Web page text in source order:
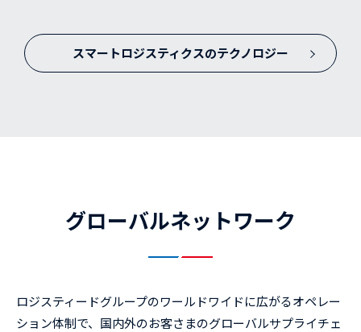
スマートロジスティクスのテクノロジー
グローバルネットワーク
ロジスティードグループのワールドワイドに広がるオペレー
ション体制で、国内外のお客さまのグローバルサプライチェ